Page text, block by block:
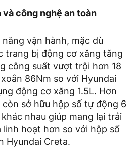
và công nghệ an toàn
vận hành, mặc dù
trang bị động cơ xăng tăng
công suất vượt trội hơn 18
86Nm so với Hyundai
động cơ xăng 1.5L. Hơn
sở hữu hộp số tự động 6
nhau giúp mang lại trải
linh hoạt hơn so với hộp số
Hyundai Creta.